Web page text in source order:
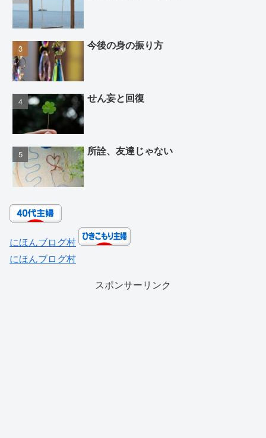
今後の身の振り方
せん妄と回復
所詮、友達じゃない
にほんブログ村
にほんブログ村
スポンサーリンク